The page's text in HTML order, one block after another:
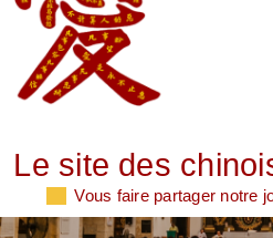
Le site des
Vous faire partager notre